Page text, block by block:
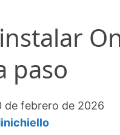
paso
de febrero de 2026